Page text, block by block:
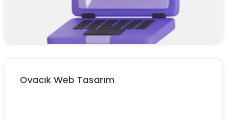
Ovacık Web Tasarım